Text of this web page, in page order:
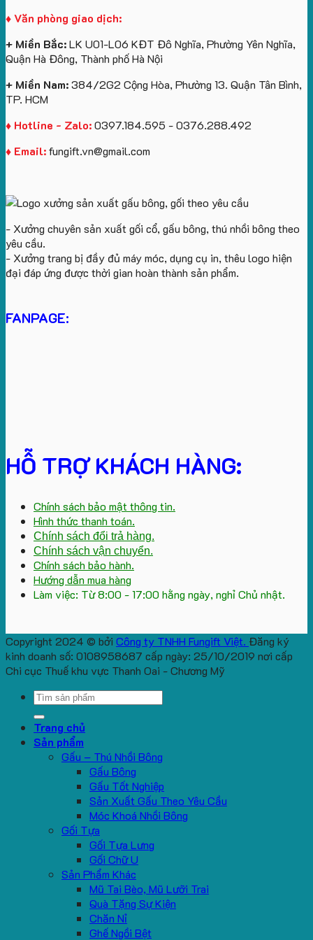
theo
cầu
♦ Văn phòng giao dịch:
+ Miền Bắc:LK U01-L06 KĐT Đô Nghĩa, Phường Yên Nghĩa,
Quận Hà Đông, Thành phố Hà Nội
+ Miền Nam:384/2G2 Cộng Hòa, Phường 13. Quận Tân Bình,
TP. HCM
♦ Hotline - Zalo:0397.184.595 - 0376.288.492
♦ Email:fungift.vn@gmail.com
- Xưởng chuyên sản xuất gối cổ, gấu bông, thú nhồi bông theo
yêu cầu.
- Xưởng trang bị đầy đủ máy móc, dụng cụ in, thêu logo hiện
đại đáp ứng được thời gian hoàn thành sản phẩm.
FANPAGE:
HỖ TRỢ KHÁCH HÀNG:
Chính sách bảo mật thông tin.
Hình thức thanh toán.
Chính sách đổi trả hàng.
Chính sách vận chuyển.
Chính sách bảo hành.
Hướng dẫn mua hàng
Làm việc: Từ 8:00 - 17:00 hằng ngày, nghỉ Chủ nhật.
Copyright 2024 © bởi Công ty TNHH Fungift Việt. Đăng ký
kinh doanh số: 0108958687 cấp ngày: 25/10/2019 nơi cấp
Chi cục Thuế khu vực Thanh Oai - Chương Mỹ
Search
Trang chủ
Sản phẩm
Gấu – Thú Nhồi Bông
Gấu Bông
Gấu Tốt Nghiệp
Sản Xuất Gấu Theo Yêu Cầu
Móc Khoá Nhồi Bông
Gối Tựa
Gối Tựa Lưng
Gối Chữ U
Sản Phẩm Khác
Mũ Tai Bèo, Mũ Lưỡi Trai
Quà Tặng Sự Kiện
Chăn Nỉ
Ghế Ngồi Bệt